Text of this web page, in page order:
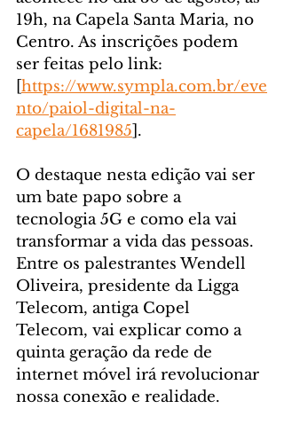
19h, na Capela Santa Maria, no
Centro. As inscrições podem
ser feitas pelo link:
[https://www.sympla.com.br/eve
nto/paiol-digital-na-
capela/1681985].
O destaque nesta edição vai ser
um bate papo sobre a
tecnologia 5G e como ela vai
transformar a vida das pessoas.
Entre os palestrantes Wendell
Oliveira, presidente da Ligga
Telecom, antiga Copel
Telecom, vai explicar como a
quinta geração da rede de
internet móvel irá revolucionar
nossa conexão e realidade.